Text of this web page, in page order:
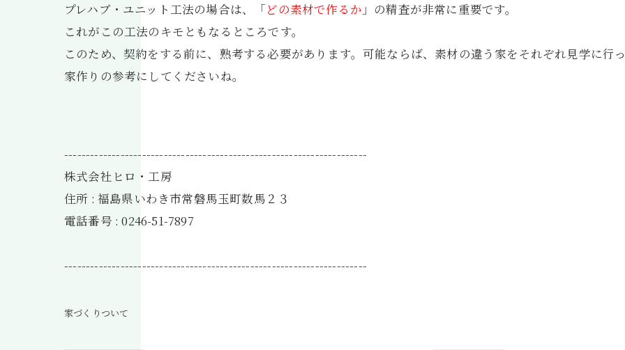
プレハブ・ユニット工法の場合は、「どの素材で作るか 」の精査が非常に重要です。
これがこの工法のキモともなるところです。
このため、契約をする前に、熟考する必要があります。可能ならば、素材の違う家をそれぞれ見学に行
家作りの参考にしてくださいね。
----------------------------------------------------------------------
株式会社ヒロ・工房
住所 : 福島県いわき市常磐馬玉町数馬２３
電話番号 : 0246-51-7897
----------------------------------------------------------------------
家づくりついて